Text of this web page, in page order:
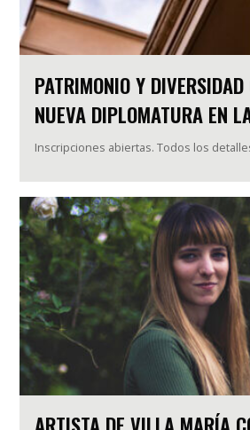
PATRIMONIO Y
NUEVA DIPLOMATURA EN
Inscripciones abiertas. Todos los
ARTISTA DE VILLA MARÍA